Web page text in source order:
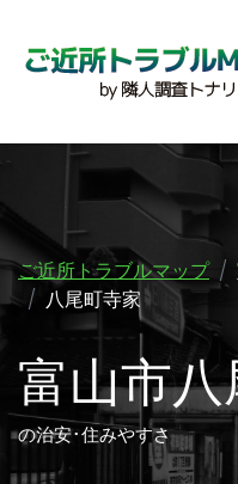
ご近所トラブルマップ
八尾町寺家
富山市
の治安･住みやすさ